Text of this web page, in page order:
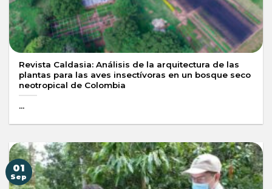
Revista Caldasia: Análisis de la arquitectura de las
plantas para las aves insectívoras en un bosque seco
neotropical de Colombia
...
01
Sep